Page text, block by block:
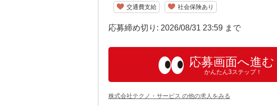
交通費支給 社会保険あり
応募締め切り: 2026/08/31 23:59 まで
応募画面へ進む
かんたん3ステップ！
株式会社テクノ・サービス の他の求人をみる